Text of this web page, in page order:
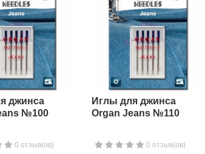
джинса
№100
0 отзыв(ов)
Иглы для джинса
Organ Jeans №110
0 отзыв(ов)